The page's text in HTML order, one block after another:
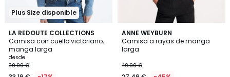
Plus Size disponible
LA REDOUTE COLLECTIONS
Camisa con cuello victoriano,
manga larga
desde
39.99 €
4,6
/ 5
3
Colores
ANNE WEYBURN
Camisa a rayas de manga
larga
49.99 €
4,4
/ 5